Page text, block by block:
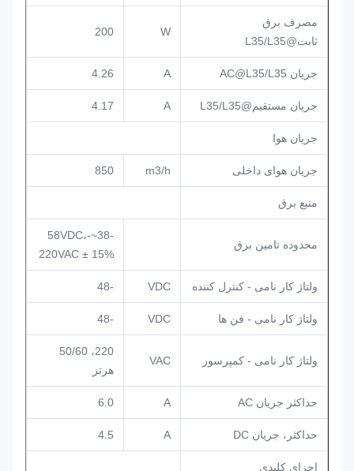
مصرف برق
ثابت@L35/L35
W
200
جریان AC@L35/L35 A
4.26
جریان مستقیم@L35/L35 A
4.17
جریان هوا
جریان هوای داخلی m3/h
850
منبع برق
محدوده تامین برق
-38~-58VDC،
220VAC ± 15%
ولتاژ کار نامی - کنترل کننده VDC
-48
ولتاژ کار نامی - فن ها VDC
-48
ولتاژ کار نامی - کمپرسور VAC
220، 50/60
هرتز
حداکثر جریان AC A
6.0
حداکثر، جریان DC A
4.5
اجزای کلیدی